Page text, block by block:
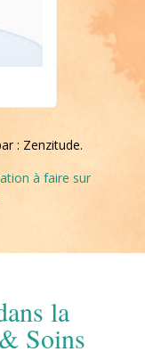
: Zenzitude.
à faire sur
la
Soins